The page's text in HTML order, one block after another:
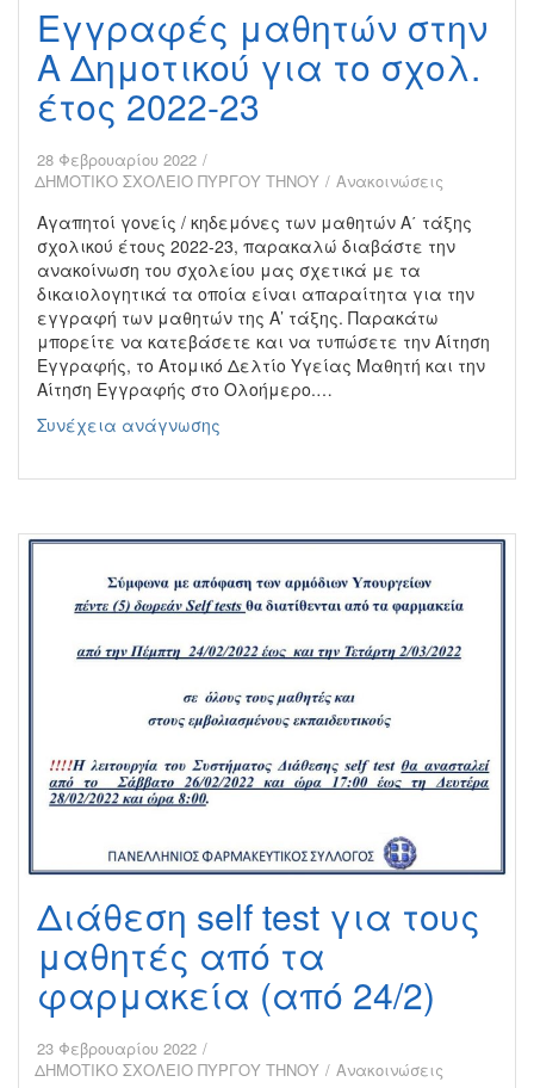
Εγγραφές μαθητών στην
Α Δημοτικού για το σχολ.
έτος 2022-23
28 Φεβρουαρίου 2022
ΔΗΜΟΤΙΚΟ ΣΧΟΛΕΙΟ ΠΥΡΓΟΥ ΤΗΝΟΥ
Ανακοινώσεις
Αγαπητοί γονείς / κηδεμόνες των μαθητών Α΄ τάξης
σχολικού έτους 2022-23, παρακαλώ διαβάστε την
ανακοίνωση του σχολείου μας σχετικά με τα
δικαιολογητικά τα οποία είναι απαραίτητα για την
εγγραφή των μαθητών της Α’ τάξης. Παρακάτω
μπορείτε να κατεβάσετε και να τυπώσετε την Αίτηση
Εγγραφής, το Ατομικό Δελτίο Υγείας Μαθητή και την
Αίτηση Εγγραφής στο Ολοήμερο.…
Συνέχεια ανάγνωσης
για
σχολ.
έτος
23
Διάθεση self test για τους
μαθητές από τα
φαρμακεία (από 24/2)
23 Φεβρουαρίου 2022
ΔΗΜΟΤΙΚΟ ΣΧΟΛΕΙΟ ΠΥΡΓΟΥ ΤΗΝΟΥ
Ανακοινώσεις